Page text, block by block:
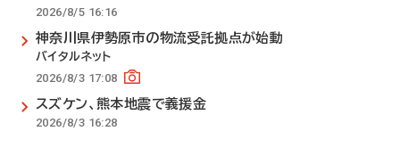
2026/8/5 16:16
神奈川県伊勢原市の物流受託拠点が始動
バイタルネット
2026/8/3 17:08
スズケン、熊本地震で義援金
2026/8/3 16:28